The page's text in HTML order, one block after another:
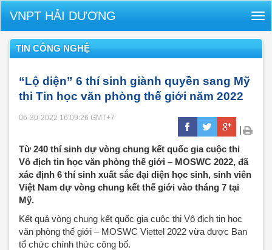
VNPT HẢI DƯƠNG
TIN CÔNG NGHỆ
“Lộ diện” 6 thí sinh giành quyền sang Mỹ
thi Tin học văn phòng thế giới năm 2022
06-30-2022 16:09:26 GMT+7
|
Từ 240 thí sinh dự vòng chung kết quốc gia cuộc thi
Vô địch tin học văn phòng thế giới – MOSWC 2022, đã
xác định 6 thí sinh xuất sắc đại diện học sinh, sinh viên
Việt Nam dự vòng chung kết thế giới vào tháng 7 tại
Mỹ.
Kết quả vòng chung kết quốc gia cuộc thi Vô địch tin học
văn phòng thế giới – MOSWC Viettel 2022 vừa được Ban
tổ chức chính thức công bố.